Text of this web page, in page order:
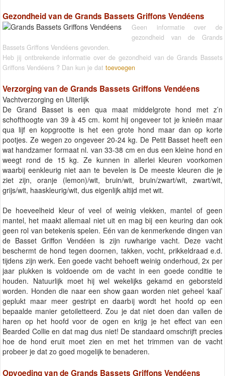
Gezondheid van de Grands Bassets Griffons Vendéens
Geen informatie over de
gezondheid van de Grands
Bassets Griffons Vendéens gevonden.
Heb jij ontbrekende informatie over de gezondheid van de Grands Bassets
Griffons Vendéens ? Dan kun je dat toevoegen
Verzorging van de Grands Bassets Griffons Vendéens
Vachtverzorging en Uiterlijk
De Grand Basset is een qua maat middelgrote hond met z’n
schofthoogte van 39 à 45 cm. komt hij ongeveer tot je knieën maar
qua lijf en kopgrootte is het een grote hond maar dan op korte
pootjes. Ze wegen zo ongeveer 20-24 kg. De Petit Basset heeft een
wat handzamer formaat nl. van 33-38 cm en dus een kleine hond en
weegt rond de 15 kg. Ze kunnen in allerlei kleuren voorkomen
waarbij eenkleurig niet aan te bevelen is De meeste kleuren die je
ziet zijn, oranje (lemon)/wit, bruin/wit, bruin/zwart/wit, zwart/wit,
grijs/wit, haaskleurig/wit, dus eigenlijk altijd met wit.
De hoeveelheid kleur of veel of weinig vlekken, mantel of geen
mantel, het maakt allemaal niet uit en mag bij een keuring dan ook
geen rol van betekenis spelen. Eén van de kenmerkende dingen van
de Basset Griffon Vendéen is zijn ruwharige vacht. Deze vacht
beschermt de hond tegen doornen, takken, vocht, prikkeldraad e.d.
tijdens zijn werk. Een goede vacht behoeft weinig onderhoud, 2x per
jaar plukken is voldoende om de vacht in een goede conditie te
houden. Natuurlijk moet hij wel wekelijks gekamd en geborsteld
worden. Honden die naar een show gaan worden niet geheel ‘kaal’
geplukt maar meer gestript en daarbij wordt het hoofd op een
bepaalde manier getoiletteerd. Zou je dat niet doen dan vallen de
haren op het hoofd voor de ogen en krijg je het effect van een
Bearded Collie en dat mag dus niet! De standaard omschrijft precies
hoe de hond eruit moet zien en met het trimmen van de vacht
probeer je dat zo goed mogelijk te benaderen.
Opvoeding van de Grands Bassets Griffons Vendéens